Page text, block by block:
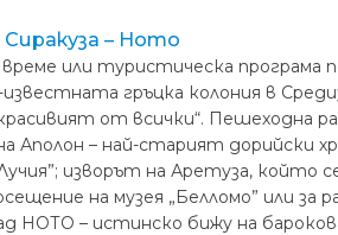
– Ното
или туристическа
гръцка колония в
от всички“. Пешеходна
– най-старият дорийски
изворът на Аретуза, който
на музея „Белломо” или за
НОТО – истинско бижу на